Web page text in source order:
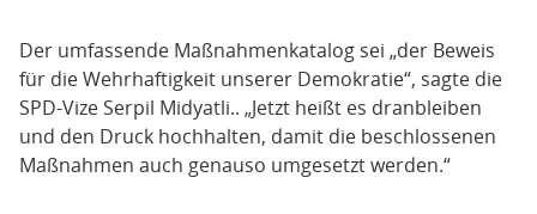
Der umfassende Maßnahmenkatalog sei „der Beweis
für die Wehrhaftigkeit unserer Demokratie“, sagte die
SPD-Vize Serpil Midyatli.. „Jetzt heißt es dranbleiben
und den Druck hochhalten, damit die beschlossenen
Maßnahmen auch genauso umgesetzt werden.“